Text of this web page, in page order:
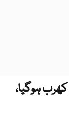
وفاقی حکومت کا مجموعی قرض 82 کھرب ہوگیا،